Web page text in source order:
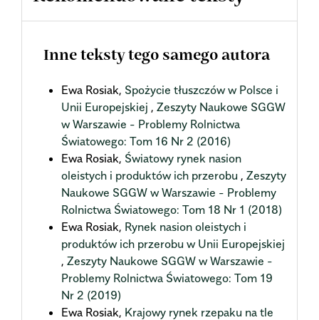
Inne teksty tego samego autora
Ewa Rosiak, Spożycie tłuszczów w Polsce i
Unii Europejskiej , Zeszyty Naukowe SGGW
w Warszawie - Problemy Rolnictwa
Światowego: Tom 16 Nr 2 (2016)
Ewa Rosiak, Światowy rynek nasion
oleistych i produktów ich przerobu , Zeszyty
Naukowe SGGW w Warszawie - Problemy
Rolnictwa Światowego: Tom 18 Nr 1 (2018)
Ewa Rosiak, Rynek nasion oleistych i
produktów ich przerobu w Unii Europejskiej
, Zeszyty Naukowe SGGW w Warszawie -
Problemy Rolnictwa Światowego: Tom 19
Nr 2 (2019)
Ewa Rosiak, Krajowy rynek rzepaku na tle